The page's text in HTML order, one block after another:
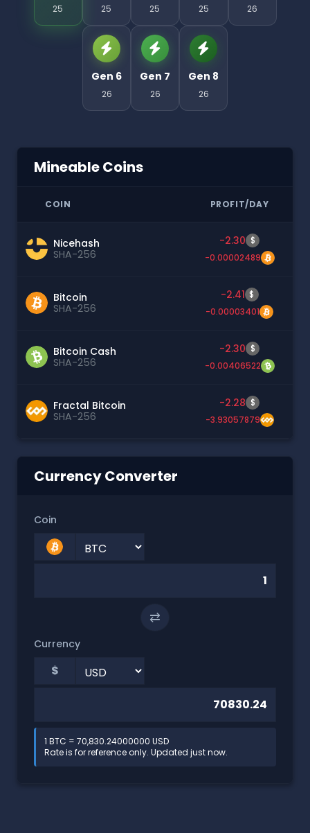
25 25 25 25 26
Gen 6
26
Gen 7
26
Gen 8
26
Mineable Coins
COIN PROFIT/DAY
Nicehash
SHA-256
-2.30 $
-0.00002489
Bitcoin
SHA-256
-2.41 $
-0.00003401
Bitcoin Cash
SHA-256
-2.30 $
-0.00406522
Fractal Bitcoin
SHA-256
-2.28 $
-3.93057879
Currency Converter
Coin
⇄
Currency
$
1 BTC = 70,830.24000000 USD
Rate is for reference only. Updated just now.